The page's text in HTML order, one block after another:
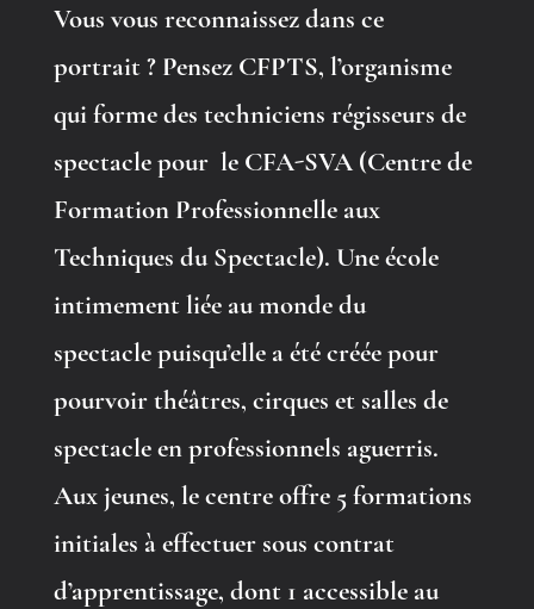
Vous vous reconnaissez dans ce
portrait ? Pensez CFPTS, l’organisme
qui forme des techniciens régisseurs de
spectacle pour le CFA-SVA (Centre de
Formation Professionnelle aux
Techniques du Spectacle). Une école
intimement liée au monde du
spectacle puisqu’elle a été créée pour
pourvoir théâtres, cirques et salles de
spectacle en professionnels aguerris.
Aux jeunes, le centre offre 5 formations
initiales à effectuer sous contrat
d’apprentissage, dont 1 accessible au